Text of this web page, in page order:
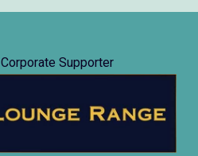
Corporate Supporter